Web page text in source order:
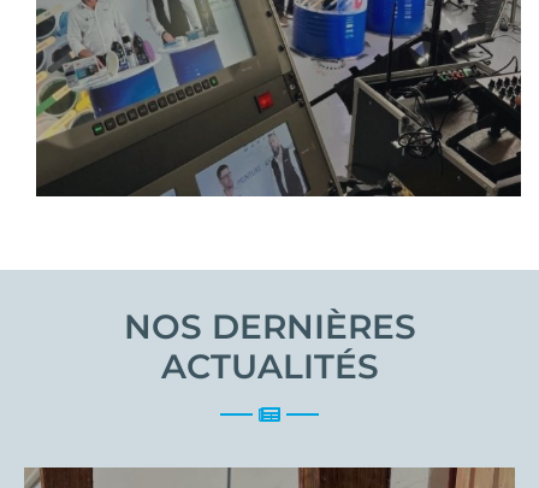
NOS DERNIÈRES
ACTUALITÉS